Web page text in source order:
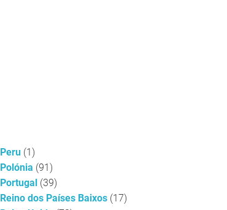
Peru (1)
Polónia (91)
Portugal (39)
Reino dos Países Baixos (17)